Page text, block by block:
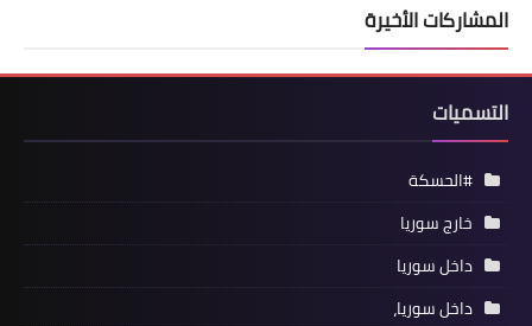
المشاركات الأخيرة
التسميات
#الحسكة
خارج سوريا
داخل سوريا
داخل سوريا،